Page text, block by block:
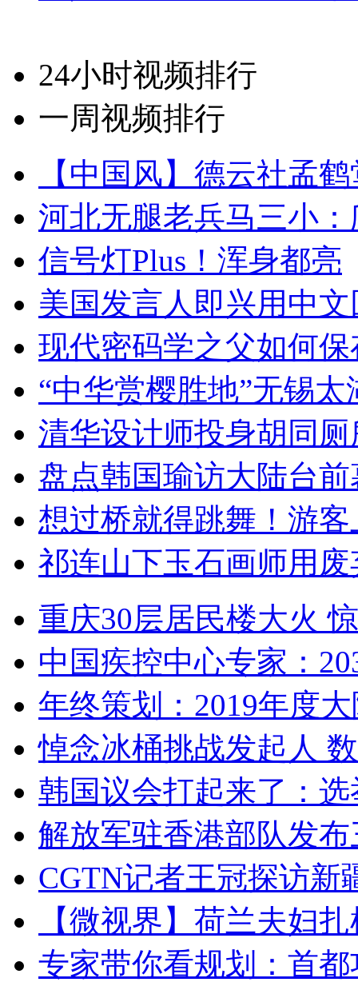
24小时视频排行
一周视频排行
【中国风】德云社孟
河北无腿老兵马三小
信号灯Plus！浑身都亮
美国发言人即兴用中
现代密码学之父如何
“中华赏樱胜地”无锡
清华设计师投身胡同
盘点韩国瑜访大陆台
想过桥就得跳舞！游客
祁连山下玉石画师用
重庆30层居民楼大火
中国疾控中心专家：
年终策划：2019年度
悼念冰桶挑战发起人
韩国议会打起来了：
解放军驻香港部队发
CGTN记者王冠探访新
【微视界】荷兰夫妇
专家带你看规划：首